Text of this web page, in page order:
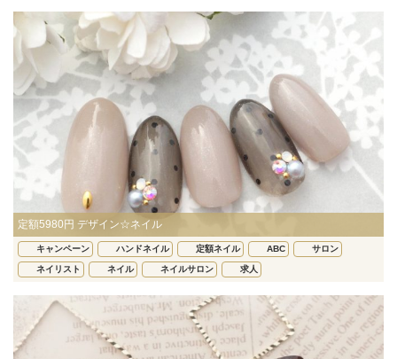
定額5980円 デザイン☆ネイル
キャンペーン ハンドネイル 定額ネイル ABC サロン
ネイリスト ネイル ネイルサロン 求人